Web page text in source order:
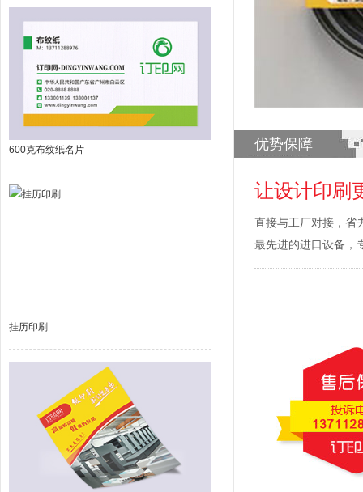
600克布纹纸名片
挂历印刷
优势保障
让设计印刷
直接与工厂对接，省
最先进的进口设备，